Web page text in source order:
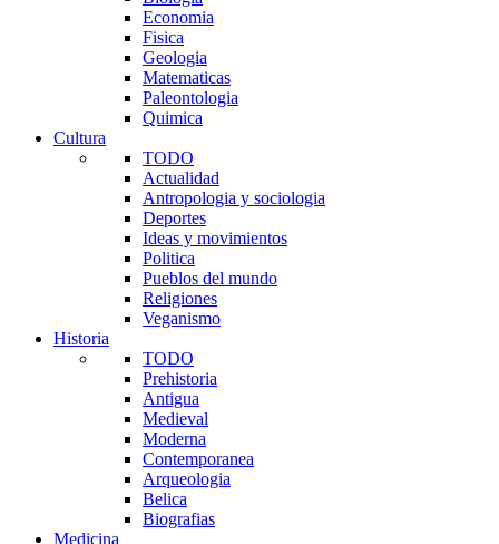
Economia
Fisica
Geologia
Matematicas
Paleontologia
Quimica
Cultura
TODO
Actualidad
Antropologia y sociologia
Deportes
Ideas y movimientos
Politica
Pueblos del mundo
Religiones
Veganismo
Historia
TODO
Prehistoria
Antigua
Medieval
Moderna
Contemporanea
Arqueologia
Belica
Biografias
Medicina